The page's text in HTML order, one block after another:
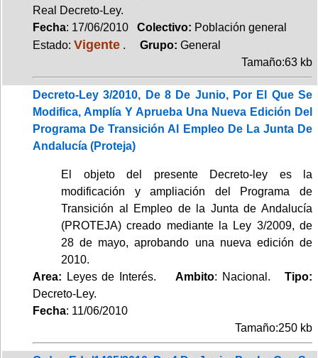
Real Decreto-Ley.
Fecha: 17/06/2010 Colectivo: Población general
Estado: Vigente . Grupo: General
Tamaño:63 kb
Decreto-Ley 3/2010, De 8 De Junio, Por El Que Se
Modifica, Amplía Y Aprueba Una Nueva Edición Del
Programa De Transición Al Empleo De La Junta De
Andalucía (Proteja)
El objeto del presente Decreto-ley es la
modificación y ampliación del Programa de
Transición al Empleo de la Junta de Andalucía
(PROTEJA) creado mediante la Ley 3/2009, de
28 de mayo, aprobando una nueva edición de
2010.
Area: Leyes de Interés.Ambito: Nacional.Tipo:
Decreto-Ley.
Fecha: 11/06/2010
Tamaño:250 kb